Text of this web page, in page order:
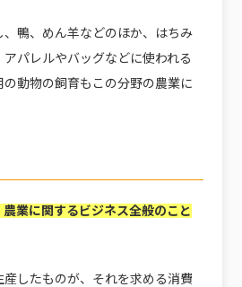
鴨、めん羊などのほか、はちみ
パレルやバッグなどに使われる
動物の飼育もこの分野の農業に
業に関するビジネス全般のこと
したものが、それを求める消費